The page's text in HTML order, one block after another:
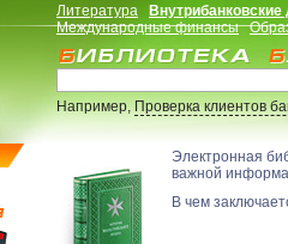
Литература
Международные финансы
Например,Проверка клиентов
Электронная
важной
В чем